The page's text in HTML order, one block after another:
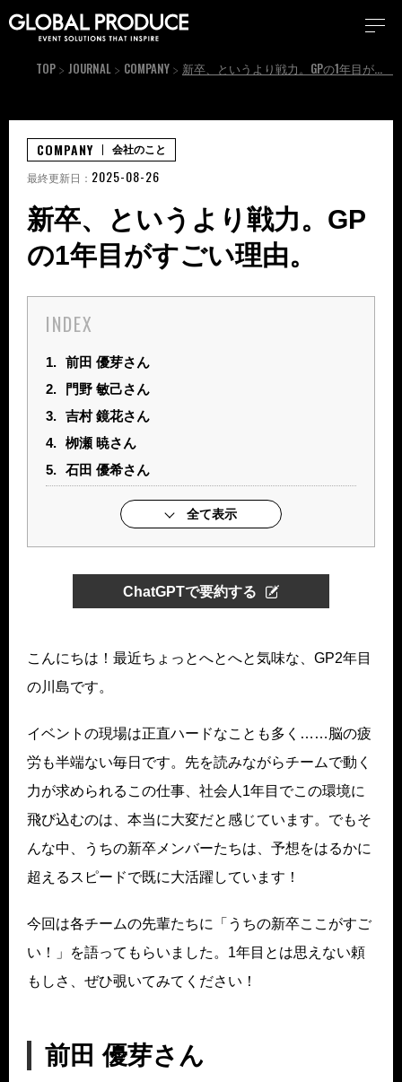
TOP JOURNAL COMPANY 新卒、というより戦力。GPの1年目がすごい理由。
新卒、というより戦力。GP
の1年目がすごい理由。
INDEX
1. 前田 優芽さん
2.
門野 敏己さん
3. 吉村 鏡花さん
4. 栁瀬 暁さん
5. 石田 優希さん
全て表示
ChatGPTで要約する
こんにちは！最近ちょっとへとへと気味な、GP2年目
の川島です。
イベントの現場は正直ハードなことも多く……脳の疲
労も半端ない毎日です。先を読みながらチームで動く
力が求められるこの仕事、社会人1年目でこの環境に
飛び込むのは、本当に大変だと感じています。でもそ
んな中、うちの新卒メンバーたちは、予想をはるかに
超えるスピードで既に大活躍しています！
今回は各チームの先輩たちに「うちの新卒ここがすご
い！」を語ってもらいました。1年目とは思えない頼
もしさ、ぜひ覗いてみてください！
前田 優芽さん
COMPANY 会社のこと
最終更新日： 2025-08-26